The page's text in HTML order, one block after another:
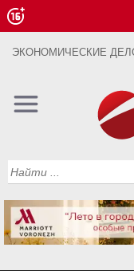
ЭКОНОМИЧЕСКИЕ